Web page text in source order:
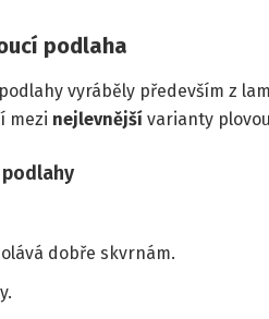
podlaha
vyráběly především z
mezi nejlevnější varianty
dobře skvrnám.